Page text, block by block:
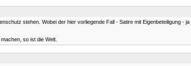
stehen. Wobei der hier vorliegende Fall - Satire mit Eigenbeteiligung -
so ist die Welt.